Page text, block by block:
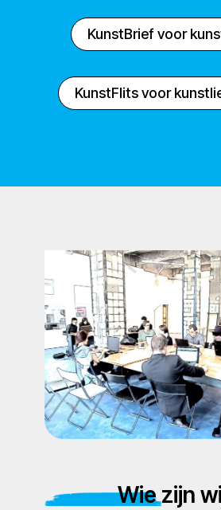
KunstBrief voor
KunstFlits voor
Wie zijn